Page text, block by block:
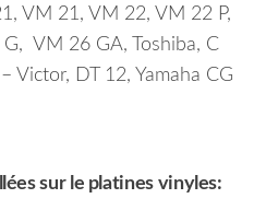
VM 21, VM 22, VM 22 P,
VM 26 GA, Toshiba, C
Victor, DT 12, Yamaha CG
sur le platines vinyles: